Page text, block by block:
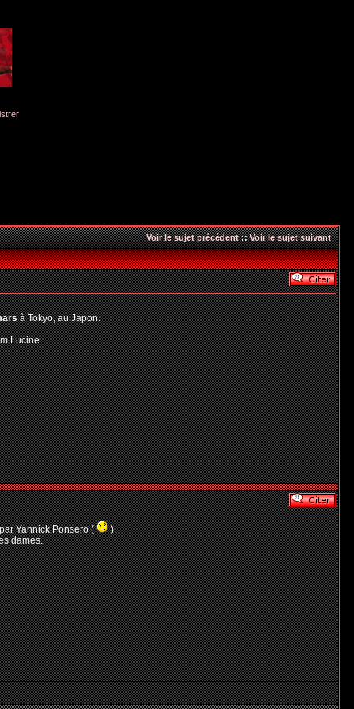
Voir le sujet précédent::Voir le sujet suivant
à Tokyo, au Japon.
Lucine.
Yannick Ponsero (
).
dames.